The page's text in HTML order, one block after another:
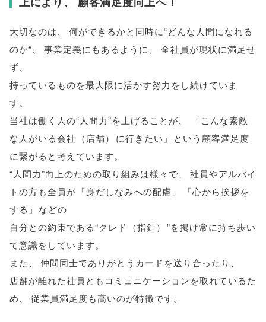
大切なのは、
何ができるかと同時に“どんな人間になれる
のか“、 事業定義にもあるように、
全社員が現状に満足せ
ず、
持っているものを最大限に活かす努力をし続けていま
す。
当社は働く人の“人間力”を上げることが、 「こんな素敵
な人がいる会社 （店舗） に行きたい 」
という顧客満足度
に繋がると考えています。
“人間力”向上のための取り組みは様々で、
社員やアルバイ
トの方も全員が 「身だしなみへの配慮 」 「心から挨拶を
する 」 などの
自分との約束である“クレド
（指針） ”を掲げ常に持ち歩い
て意識をしています。
また 、 仲間同士でありがとうカードを送り合ったり 、
店舗が離れた社員ともコミュニケーションを取れているた
め、 従業員満足度も高いのが特徴です。